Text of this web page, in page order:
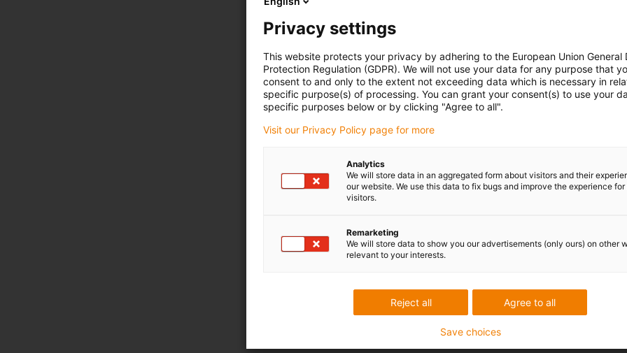
Privacy settings
This website protects your privacy by adhering to the European Union General
Protection Regulation (GDPR). We will not use your data for any purpose that
consent to and only to the extent not exceeding data which is necessary in
specific purpose(s) of processing. You can grant your consent(s) to use your
specific purposes below or by clicking "Agree to all".
Visit our Privacy Policy page for more
Analytics
We will store data in an aggregated form about visitors and their
our website. We use this data to fix bugs and improve the experience for
visitors.
Remarketing
We will store data to show you our advertisements (only ours) on other
relevant to your interests.
Agree to all
Reject all
Save choices